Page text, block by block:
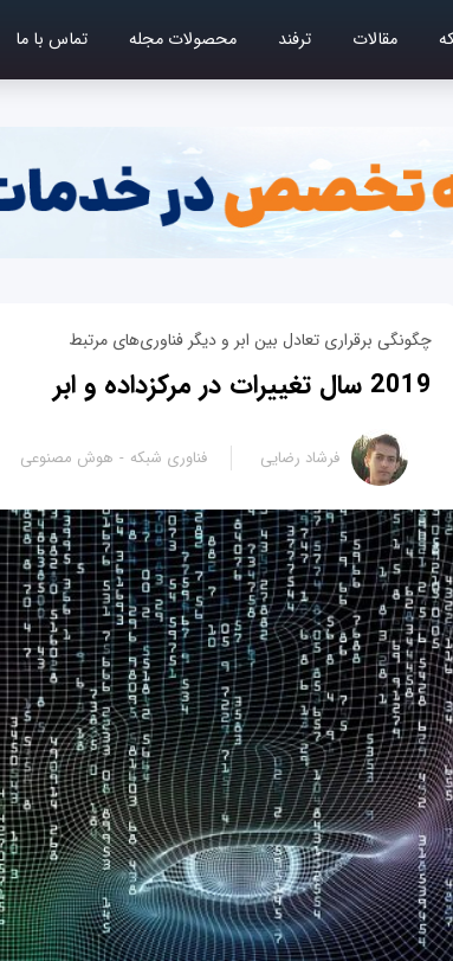
مقالات ترفند محصولات مجله تماس با ما
چگونگی برقراری تعادل بین ابر و دیگر فناوری‌های مرتبط
2019 سال تغییرات در مرکزداده و ابر
فرشاد رضایی فناوری شبکه هوش مصنوعی